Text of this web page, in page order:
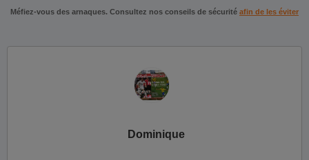
Méfiez-vous des arnaques. Consultez nos conseils de sécurité afin de les éviter
Dominique